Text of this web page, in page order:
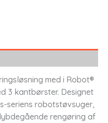
med i Robot®
3 kantbørster. Designet
seriens robotstøvsuger,
rengøring af